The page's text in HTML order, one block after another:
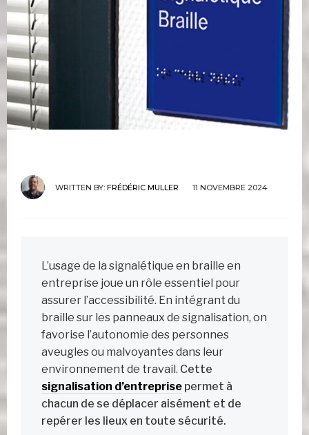
WRITTEN BY: FRÉDÉRIC MULLER 11 NOVEMBRE 2024
L’usage de la signalétique en braille en
entreprise joue un rôle essentiel pour
assurer l’accessibilité. En intégrant du
braille sur les panneaux de signalisation, on
favorise l’autonomie des personnes
aveugles ou malvoyantes dans leur
environnement de travail. Cette
signalisation d’entreprise permet à
chacun de se déplacer aisément et de
repérer les lieux en toute sécurité.